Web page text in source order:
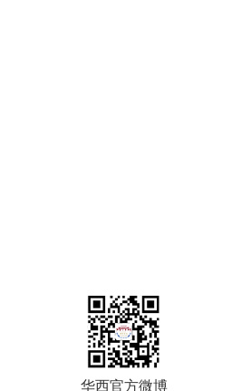
华西官方微博